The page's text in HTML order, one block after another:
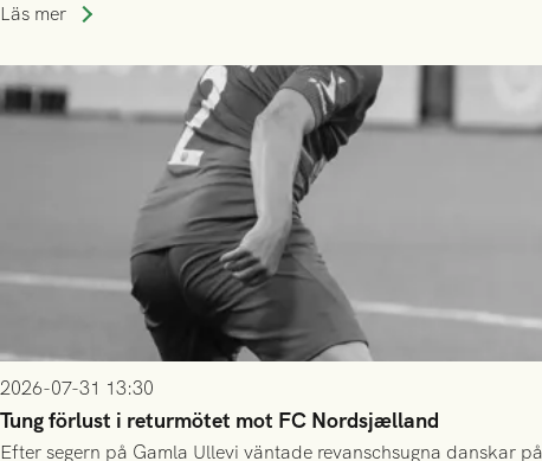
Läs mer
2026-07-31 13:30
Tung förlust i returmötet mot FC Nordsjælland
Efter segern på Gamla Ullevi väntade revanschsugna danskar